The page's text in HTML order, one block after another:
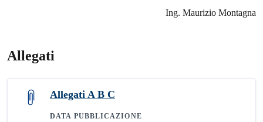
Ing. Maurizio Montagna
Allegati
Allegati A B C
DATA PUBBLICAZIONE